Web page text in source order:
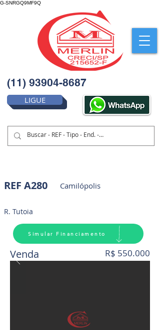
G-SNRGQ9MF9Q
LIGUE
(11) 93904-8687
REF A280 Camilópolis
R. Tutoia
Simular Financiamento
Venda R$ 550.000